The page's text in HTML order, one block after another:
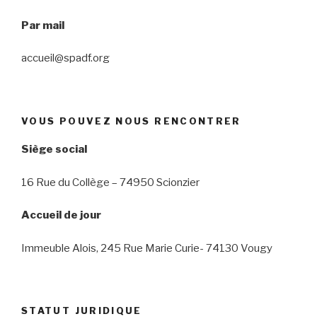
Par mail
accueil@spadf.org
VOUS POUVEZ NOUS RENCONTRER
Siège social
16 Rue du Collège – 74950 Scionzier
Accueil de jour
Immeuble Alois, 245 Rue Marie Curie- 74130 Vougy
STATUT JURIDIQUE